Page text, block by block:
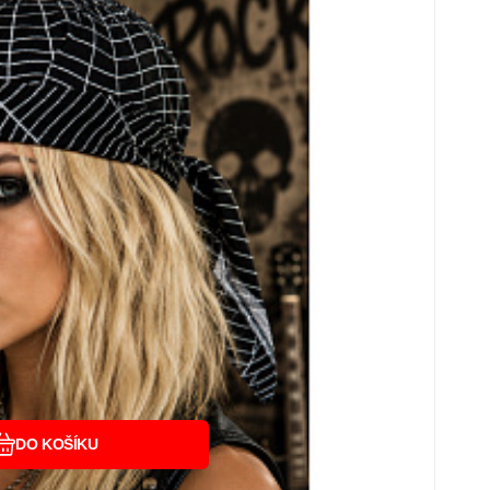
DO KOŠÍKU
Oblíbený
Porovnat